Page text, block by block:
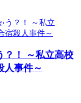
？！ ～私立高校
人事件～